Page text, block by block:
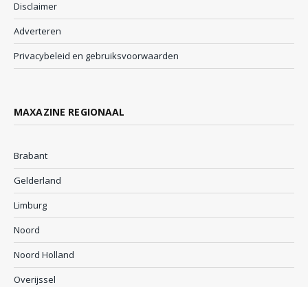
Disclaimer
Adverteren
Privacybeleid en gebruiksvoorwaarden
MAXAZINE REGIONAAL
Brabant
Gelderland
Limburg
Noord
Noord Holland
Overijssel